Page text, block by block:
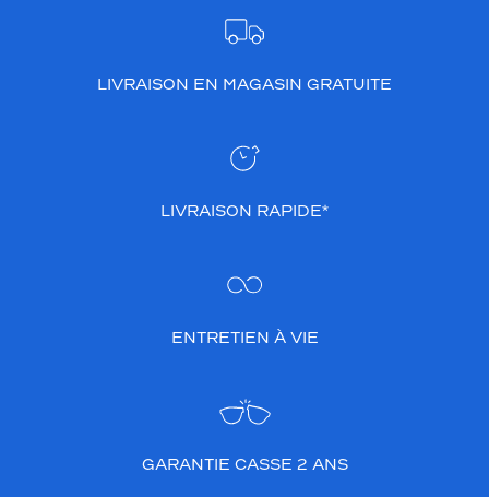
LIVRAISON EN MAGASIN GRATUITE
LIVRAISON RAPIDE*
ENTRETIEN À VIE
GARANTIE CASSE 2 ANS